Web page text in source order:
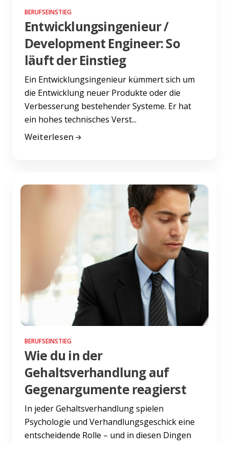
BERUFSEINSTIEG
Entwicklungsingenieur /
Development Engineer: So
läuft der Einstieg
Ein Entwicklungsingenieur kümmert sich um
die Entwicklung neuer Produkte oder die
Verbesserung bestehender Systeme. Er hat
ein hohes technisches Verst...
Weiterlesen
BERUFSEINSTIEG
Wie du in der
Gehaltsverhandlung auf
Gegenargumente reagierst
In jeder Gehaltsverhandlung spielen
Psychologie und Verhandlungsgeschick eine
entscheidende Rolle – und in diesen Dingen